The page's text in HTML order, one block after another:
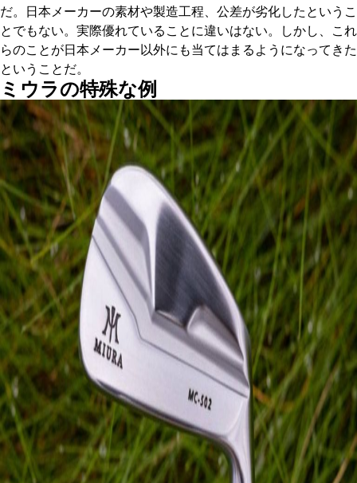
だ。日本メーカーの素材や製造工程、公差が劣化したというこ
とでもない。実際優れていることに違いはない。しかし、これ
らのことが日本メーカー以外にも当てはまるようになってきた
ということだ。
ミウラの特殊な例